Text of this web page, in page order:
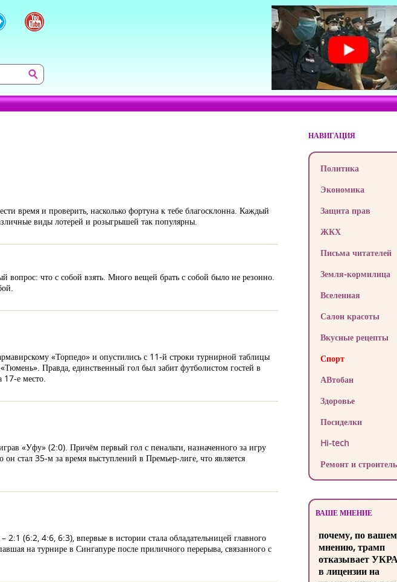
время и проверить, насколько фортуна к тебе благосклонна. Каждый
виды лотерей и розыгрышей так популярны.
вопрос: что с собой взять. Много вещей брать с собой было не резонно.
«Торпедо» и опустились с 11-й строки турнирной таблицы
Правда, единственный гол был забит футболистом гостей в
17-е место.
«Уфу» (2:0). Причём первый гол с пенальти, назначенного за игру
стал 35-м за время выступлений в Премьер-лиге, что является
2:1 (6:2, 4:6, 6:3), впервые в истории стала обладательницей главного
на турнире в Сингапуре после приличного перерыва, связанного с
НАВИГАЦИЯ
Политика
Экономика
Защита прав
ЖКХ
Письма читателей
Земля-кормилица
Вселенная
Салон красоты
Вкусные рецепты
Спорт
АВтобан
Здоровье
Посиделки
Hi-tech
Ремонт и
ВАШЕ МНЕНИЕ
почему, по
мнению, трамп
отказывает
в лицензии на